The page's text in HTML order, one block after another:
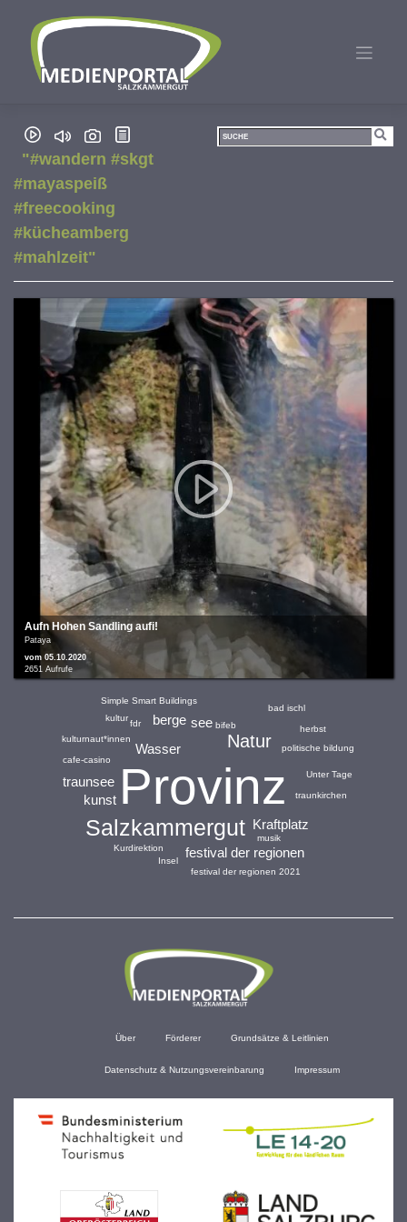
springen
"#wandern #skgt
#mayaspeiß
#freecooking
#kücheamberg
#mahlzeit"
Aufn Hohen Sandling aufi!
Pataya
vom 05.10.2020
2651 Aufrufe
Provinz
Salzkammergut
Natur
Wasser
Kraftplatz
festival der regionen
see
traunsee
berge
kunst traunkirchen
cafe-casino
Kurdirektion
bifeb
fdr
politische bildung
Unter Tage
kulturnaut*innen
Insel
Simple Smart Buildings
festival der regionen 2021
herbst
bad ischl
musik
kultur
Über Förderer Grundsätze & Leitlinien
Datenschutz & Nutzungsvereinbarung Impressum